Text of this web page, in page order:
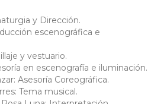
y Dirección.
escenográfica e
y vestuario.
en escenografía e iluminación.
Asesoría Coreográfica.
Tema musical.